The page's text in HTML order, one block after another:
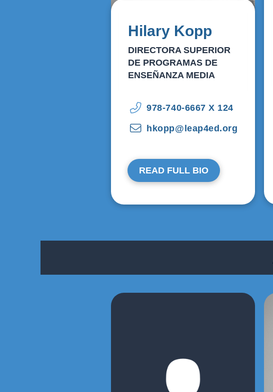
Hilary Kopp
DIRECTORA SUPERIOR
DE PROGRAMAS DE
ENSEÑANZA MEDIA
978-740-6667 X 124
hkopp@leap4ed.org
READ FULL BIO